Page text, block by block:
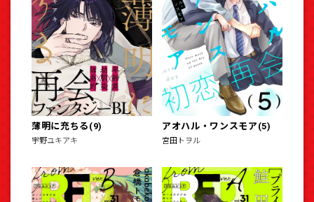
薄明に充ちる(9)
宇野ユキアキ
アオハル・ワンスモア(5)
宮田トヲル